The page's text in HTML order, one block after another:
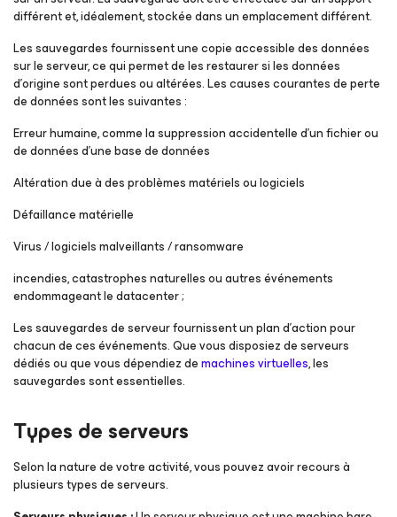
différent et, idéalement, stockée dans un emplacement différent.
Les sauvegardes fournissent une copie accessible des données
sur le serveur, ce qui permet de les restaurer si les données
d’origine sont perdues ou altérées. Les causes courantes de perte
de données sont les suivantes :
Erreur humaine, comme la suppression accidentelle d’un fichier ou
de données d’une base de données
Altération due à des problèmes matériels ou logiciels
Défaillance matérielle
Virus / logiciels malveillants / ransomware
incendies, catastrophes naturelles ou autres événements
endommageant le datacenter ;
Les sauvegardes de serveur fournissent un plan d’action pour
chacun de ces événements. Que vous disposiez de serveurs
dédiés ou que vous dépendiez demachines virtuelles, les
sauvegardes sont essentielles.
Types de serveurs
Selon la nature de votre activité, vous pouvez avoir recours à
plusieurs types de serveurs.